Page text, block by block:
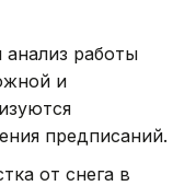
анализ работы
и
предписаний.
от снега в